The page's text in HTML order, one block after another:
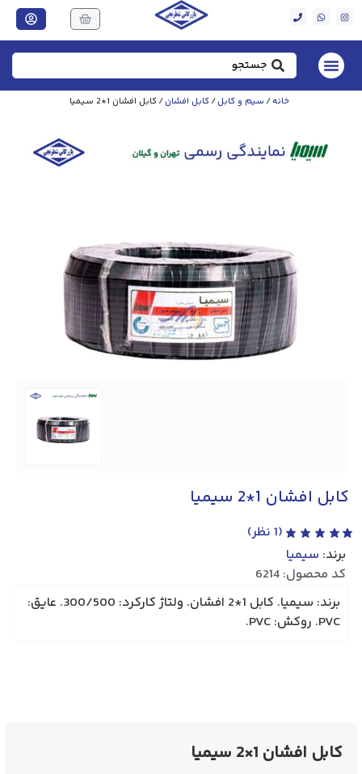
خانه/ سیم و کابل/کابل افشان/ کابل افشان 1*2 سیمیا
کابل افشان 1*2 سیمیا
(
1 نظر)
برند: سیمیا
کد محصول: 6214
برند: سیمیا. کابل 1*2 افشان. ولتاژ کارکرد: 300/500. عایق:
PVC. روکش: PVC.
کابل افشان 1×2 سیمیا